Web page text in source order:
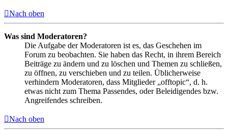
Nach oben
Was sind Moderatoren?
Die Aufgabe der Moderatoren ist es, das Geschehen im
Forum zu beobachten. Sie haben das Recht, in ihrem Bereich
Beiträge zu ändern und zu löschen und Themen zu schließen,
zu öffnen, zu verschieben und zu teilen. Üblicherweise
verhindern Moderatoren, dass Mitglieder „offtopic“, d. h.
etwas nicht zum Thema Passendes, oder Beleidigendes bzw.
Angreifendes schreiben.
Nach oben